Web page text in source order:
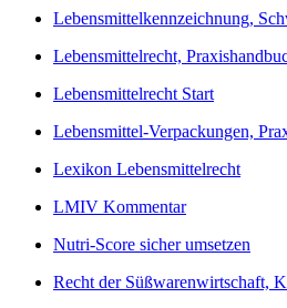
Lebensmittelkennzeichnung,
Lebensmittelrecht,
Lebensmittelrecht Start
Lebensmittel-Verpackungen,
Lexikon Lebensmittelrecht
LMIV Kommentar
Nutri-Score sicher umsetzen
Recht der Süßwarenwirtschaft,